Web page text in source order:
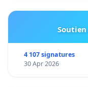
4 107 signatures
30 Apr 2026